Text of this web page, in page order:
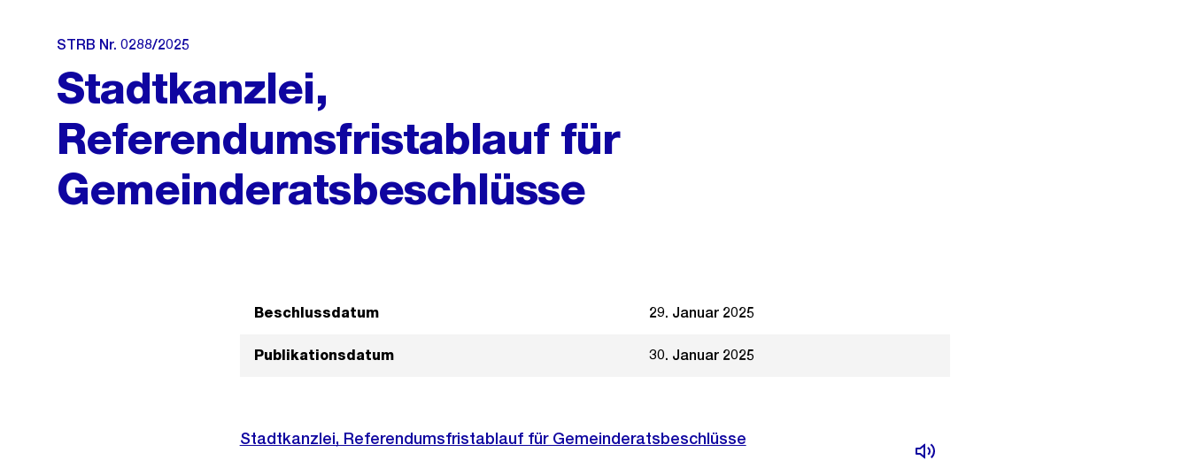
STRB Nr. 0288/2025
Stadtkanzlei,
Referendumsfristablauf für
Gemeinderatsbeschlüsse
Beschlussdatum 29. Januar 2025
Publikationsdatum 30. Januar 2025
Stadtkanzlei, Referendumsfristablauf für Gemeinderatsbeschlüsse